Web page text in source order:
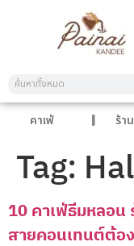
คาเฟ่ ร้า
Tag:
10 คาเฟ่ธีมหลอน
สายคอนเทนต์ต้อ